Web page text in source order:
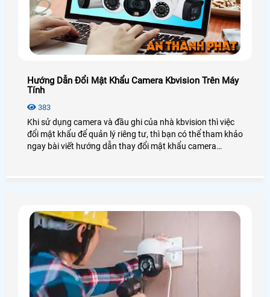
Hướng Dẫn Đổi Mật Khẩu Camera Kbvision Trên Máy
Tính
383
Khi sử dụng camera và đầu ghi của nhà kbvision thì việc
đổi mật khẩu để quản lý riêng tư, thì bạn có thể tham khảo
ngay bài viết hướng dẫn thay đổi mật khẩu camera